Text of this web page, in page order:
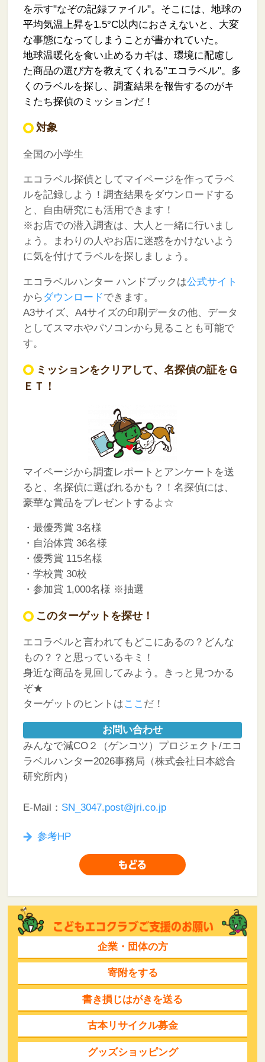
を示す"なぞの記録ファイル"。そこには、地球の
平均気温上昇を1.5°C以内におさえないと、大変
な事態になってしまうことが書かれていた。
地球温暖化を食い止めるカギは、環境に配慮し
た商品の選び方を教えてくれる"エコラベル"。多
くのラベルを探し、調査結果を報告するのがキ
ミたち探偵のミッションだ！
対象
全国の小学生
エコラベル探偵としてマイページを作ってラベ
ルを記録しよう！調査結果をダウンロードする
と、自由研究にも活用できます！
※お店での潜入調査は、大人と一緒に行いまし
ょう。まわりの人やお店に迷惑をかけないよう
に気を付けてラベルを探しましょう。
エコラベルハンター ハンドブックは公式サイト
から ダウンロードできます。
A3サイズ、A4サイズの印刷データの他、データ
としてスマホやパソコンから見ることも可能で
す。
ミッションをクリアして、名探偵の証をＧ
ＥＴ！
マイページから調査レポートとアンケートを送
ると、名探偵に選ばれるかも？！名探偵には、
豪華な賞品をプレゼントするよ☆
・最優秀賞 3名様
・自治体賞 36名様
・優秀賞 115名様
・学校賞 30校
・参加賞 1,000名様 ※抽選
このターゲットを探せ！
エコラベルと言われてもどこにあるの？どんな
もの？？と思っているキミ！
身近な商品を見回してみよう。きっと見つかる
ぞ★
ターゲットのヒントはここ だ！
お問い合わせ
みんなで減CO２（ゲンコツ）プロジェクト/エコ
ラベルハンター2026事務局（株式会社日本総合
研究所内）
E-Mail： SN_3047.post@jri.co.jp
参考HP
企業・団体の方
寄附をする
書き損じはがきを送る
古本リサイクル募金
グッズショッピング